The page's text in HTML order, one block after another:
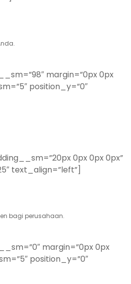
margin=”0px 0px
position_y=”0″
0px 0px 0px”
text_align=”left”]
bagi perusahaan.
margin=”0px 0px
position_y=”0″